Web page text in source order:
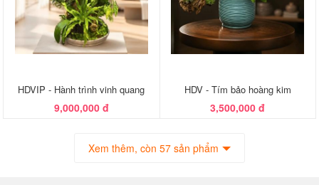
HDVIP - Hành trình vinh quang
9,000,000 đ
HDV - Tím bảo hoàng kim
3,500,000 đ
Xem thêm, còn 57 sản phẩm